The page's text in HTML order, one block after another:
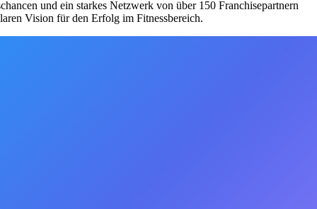
und ein starkes Netzwerk von über 150 Franchisepartnern
Vision für den Erfolg im Fitnessbereich.